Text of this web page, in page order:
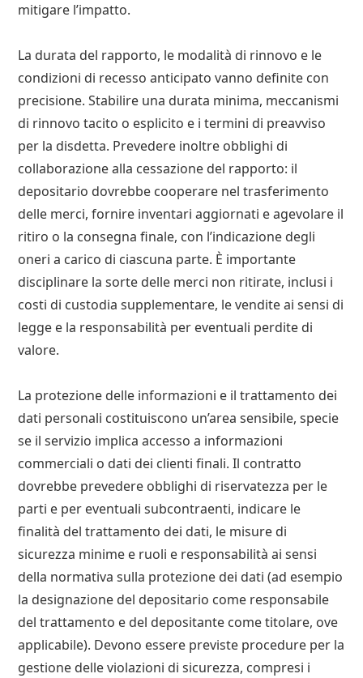
mitigare l’impatto.
La durata del rapporto, le modalità di rinnovo e le
condizioni di recesso anticipato vanno definite con
precisione. Stabilire una durata minima, meccanismi
di rinnovo tacito o esplicito e i termini di preavviso
per la disdetta. Prevedere inoltre obblighi di
collaborazione alla cessazione del rapporto: il
depositario dovrebbe cooperare nel trasferimento
delle merci, fornire inventari aggiornati e agevolare il
ritiro o la consegna finale, con l’indicazione degli
oneri a carico di ciascuna parte. È importante
disciplinare la sorte delle merci non ritirate, inclusi i
costi di custodia supplementare, le vendite ai sensi di
legge e la responsabilità per eventuali perdite di
valore.
La protezione delle informazioni e il trattamento dei
dati personali costituiscono un’area sensibile, specie
se il servizio implica accesso a informazioni
commerciali o dati dei clienti finali. Il contratto
dovrebbe prevedere obblighi di riservatezza per le
parti e per eventuali subcontraenti, indicare le
finalità del trattamento dei dati, le misure di
sicurezza minime e ruoli e responsabilità ai sensi
della normativa sulla protezione dei dati (ad esempio
la designazione del depositario come responsabile
del trattamento e del depositante come titolare, ove
applicabile). Devono essere previste procedure per la
gestione delle violazioni di sicurezza, compresi i